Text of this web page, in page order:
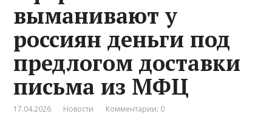
выманивают у
россиян деньги под
предлогом доставки
письма из МФЦ
17.04.2026 Новости Комментарии: 0